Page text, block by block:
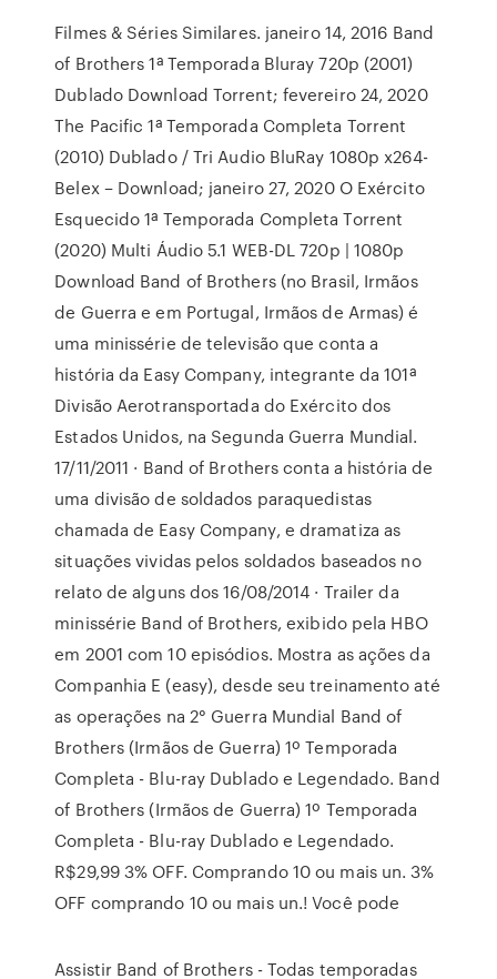
Filmes & Séries Similares. janeiro 14, 2016 Band
of Brothers 1ª Temporada Bluray 720p (2001)
Dublado Download Torrent; fevereiro 24, 2020
The Pacific 1ª Temporada Completa Torrent
(2010) Dublado / Tri Audio BluRay 1080p x264-
Belex – Download; janeiro 27, 2020 O Exército
Esquecido 1ª Temporada Completa Torrent
(2020) Multi Áudio 5.1 WEB-DL 720p | 1080p
Download Band of Brothers (no Brasil, Irmãos
de Guerra e em Portugal, Irmãos de Armas) é
uma minissérie de televisão que conta a
história da Easy Company, integrante da 101ª
Divisão Aerotransportada do Exército dos
Estados Unidos, na Segunda Guerra Mundial.
17/11/2011 · Band of Brothers conta a história de
uma divisão de soldados paraquedistas
chamada de Easy Company, e dramatiza as
situações vividas pelos soldados baseados no
relato de alguns dos 16/08/2014 · Trailer da
minissérie Band of Brothers, exibido pela HBO
em 2001 com 10 episódios. Mostra as ações da
Companhia E (easy), desde seu treinamento até
as operações na 2° Guerra Mundial Band of
Brothers (Irmãos de Guerra) 1º Temporada
Completa - Blu-ray Dublado e Legendado. Band
of Brothers (Irmãos de Guerra) 1º Temporada
Completa - Blu-ray Dublado e Legendado.
R$29,99 3% OFF. Comprando 10 ou mais un. 3%
OFF comprando 10 ou mais un.! Você pode
Assistir Band of Brothers - Todas temporadas